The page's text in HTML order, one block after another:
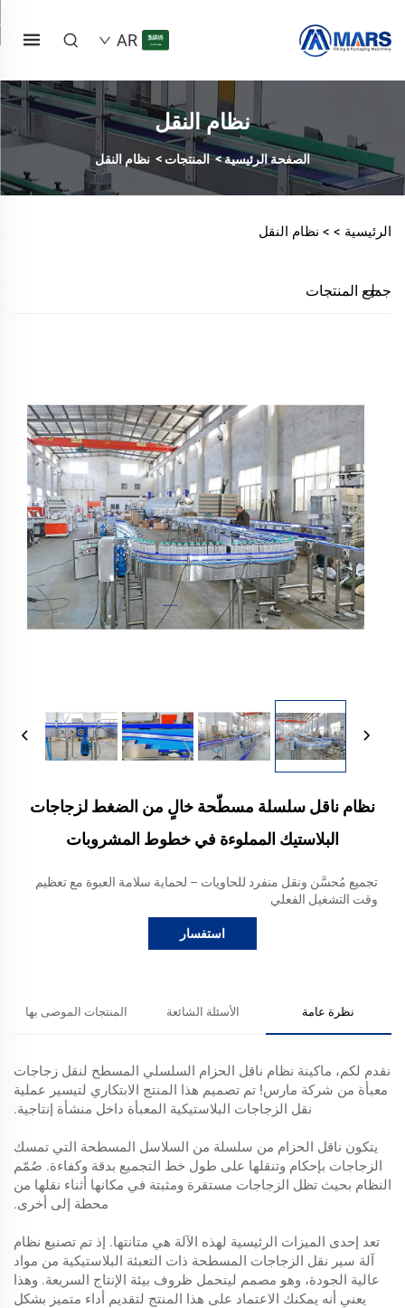
AR
نظام النقل
الصفحة الرئيسية>المنتجات > نظام النقل
الرئيسية > > نظام النقل
جميع المنتجات
نظام ناقل سلسلة مسطّحة خالٍ من الضغط لزجاجات
البلاستيك المملوءة في خطوط المشروبات
تجميع مُحسَّن ونقل منفرد للحاويات – لحماية سلامة العبوة مع تعظيم
وقت التشغيل الفعلي
استفسار
نظرة عامة الأسئلة الشائعة المنتجات الموصى بها
نقدم لكم، ماكينة نظام ناقل الحزام السلسلي المسطح لنقل زجاجات
معبأة من شركة مارس! تم تصميم هذا المنتج الابتكاري لتيسير عملية
نقل الزجاجات البلاستيكية المعبأة داخل منشأة إنتاجية.
يتكون ناقل الحزام من سلسلة من السلاسل المسطحة التي تمسك
الزجاجات بإحكام وتنقلها على طول خط التجميع بدقة وكفاءة. صُمّم
النظام بحيث تظل الزجاجات مستقرة ومثبتة في مكانها أثناء نقلها من
محطة إلى أخرى.
تعد إحدى الميزات الرئيسية لهذه الآلة هي متانتها. إذ تم تصنيع نظام
آلة سير نقل الزجاجات المسطحة ذات التعبئة البلاستيكية من مواد
عالية الجودة، وهو مصمم ليتحمل ظروف بيئة الإنتاج السريعة. وهذا
يعني أنه يمكنك الاعتماد على هذا المنتج لتقديم أداء متميز بشكل